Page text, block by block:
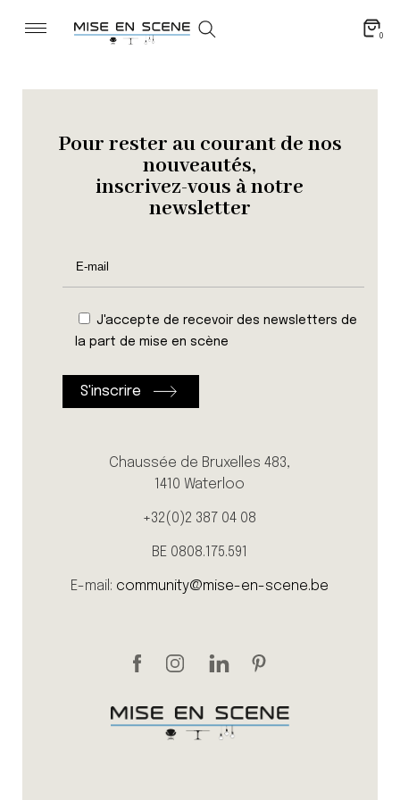
0
Pour rester au courant de nos
nouveautés,
inscrivez-vous à notre
newsletter
J'accepte de recevoir des newsletters de
la part de mise en scène
Chaussée de Bruxelles 483,
1410 Waterloo
+32(0)2 387 04 08
BE 0808.175.591
E-mail: community@mise-en-scene.be